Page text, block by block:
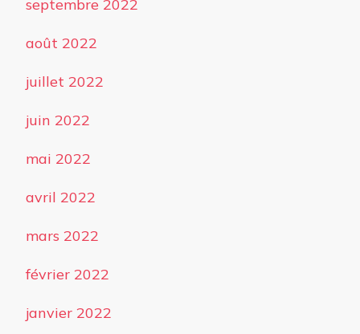
septembre 2022
août 2022
juillet 2022
juin 2022
mai 2022
avril 2022
mars 2022
février 2022
janvier 2022